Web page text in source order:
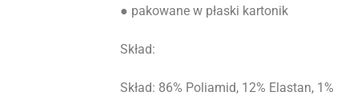
● pakowane w płaski kartonik
Skład:
Skład: 86% Poliamid, 12% Elastan,